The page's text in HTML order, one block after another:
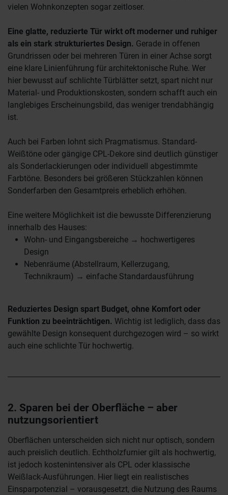
vielen Wohnkonzepten sogar zeitloser.
Eine glatte, reduzierte Tür wirkt oft moderner und ruhiger
als ein stark strukturiertes Design. Gerade in offenen
Grundrissen oder bei mehreren Türen in einer Achse sorgt
eine klare Linienführung für architektonische Ruhe. Wer
hier bewusst auf schlichte Türblätter setzt, spart nicht nur
Material- und Produktionskosten, sondern schafft auch ein
langlebiges Erscheinungsbild, das weniger trendabhängig
ist.
Auch bei Farben lohnt sich Pragmatismus. Standard-
Weißtöne oder gängige CPL-Dekore sind deutlich günstiger
als Sonderlackierungen oder individuell abgestimmte
Farbtöne. Besonders bei größeren Stückzahlen können
Sonderfarben den Gesamtpreis erheblich erhöhen.
Eine weitere Möglichkeit ist die bewusste Differenzierung
innerhalb des Hauses:
Wohn- und Eingangsbereiche → hochwertigeres
Design
Nebenräume (Abstellraum, Kellerzugang,
Technikraum) → einfache Standardausführung
Reduziertes Design spart Budget, ohne Komfort oder
Funktion zu beeinträchtigen. Wichtig ist lediglich, dass das
gewählte Design konsequent durchgezogen wird – so wirkt
auch eine schlichte Tür hochwertig.
2. Sparen bei der Oberfläche – aber
nutzungsorientiert
Oberflächen unterscheiden sich nicht nur optisch, sondern
auch preislich deutlich. Echtholzfurnier gilt als hochwertig,
ist jedoch kostenintensiver als CPL oder klassische
Weißlack-Ausführungen. Hier liegt ein realistisches
Einsparpotenzial – vorausgesetzt, die Nutzung des Raums